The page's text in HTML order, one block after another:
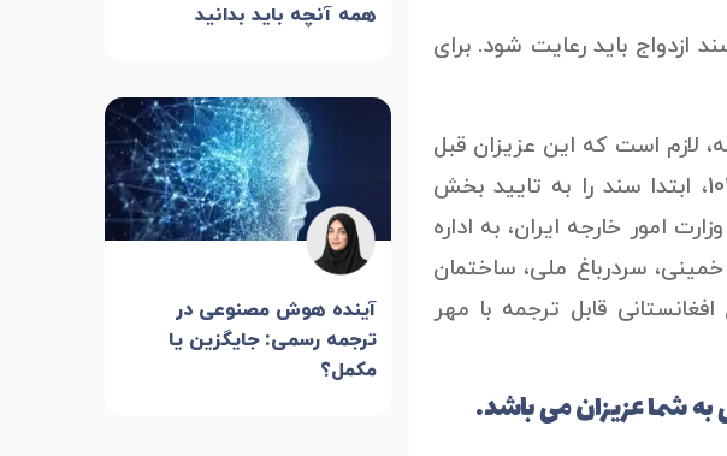
ازدواج باید رعایت شود. برای
لازم است که این عزیزان قبل
از اقدام برای تحویل اصل سند ازدواج به دفتر ترجمه رسمی آقای ترجمه 1017، ابتدا سند را به تایید بخش
امور خارجه ایران، به اداره
سردرباغ ملی، ساختمان
افغانستانی قابل ترجمه با مهر
به شما عزیزان می باشد.
همه آنچه باید بدانید
آینده هوش مصنوعی در
ترجمه رسمی: جایگزین یا
مکمل؟